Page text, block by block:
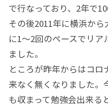
で行なっており、2年で
その後2011年に横浜か
に1～2回のペースでリ
ました。
ところが昨年からはコロ
来なく無くなりました。
も収まって勉強会出来る